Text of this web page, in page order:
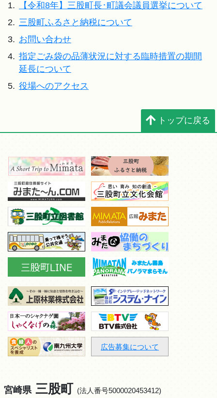
1.
【令和8年】三股町長･町議会議員選挙について
2. 三股町ふるさと納税について
3. お問い合わせ
4. 指定ごみ袋の品薄状況に対する臨時措置の期間
延長について
5. 役場へのアクセス
トップに戻る
広告募集について
宮崎県 三股町 (法人番号5000020453412)